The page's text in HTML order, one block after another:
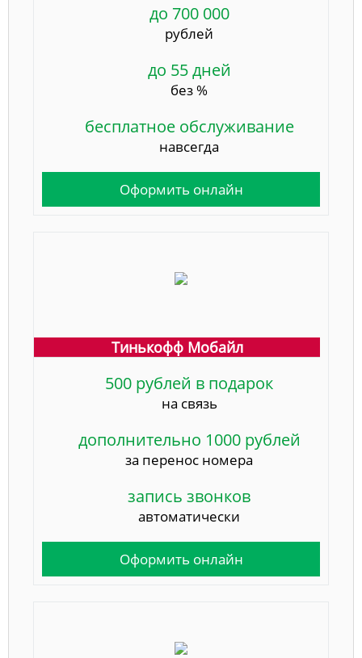
до 700 000
рублей
до 55 дней
без %
бесплатное обслуживание
навсегда
Оформить онлайн
Тинькофф Мобайл
500 рублей в подарок
на связь
дополнительно 1000 рублей
за перенос номера
запись звонков
автоматически
Оформить онлайн